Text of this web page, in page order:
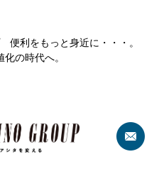
便利をもっと身近に・・・。
の時代へ。